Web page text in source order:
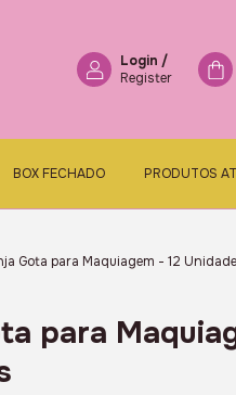
Login /
Register
BOX FECHADO PRODUTOS
Gota para Maquiagem - 12
para